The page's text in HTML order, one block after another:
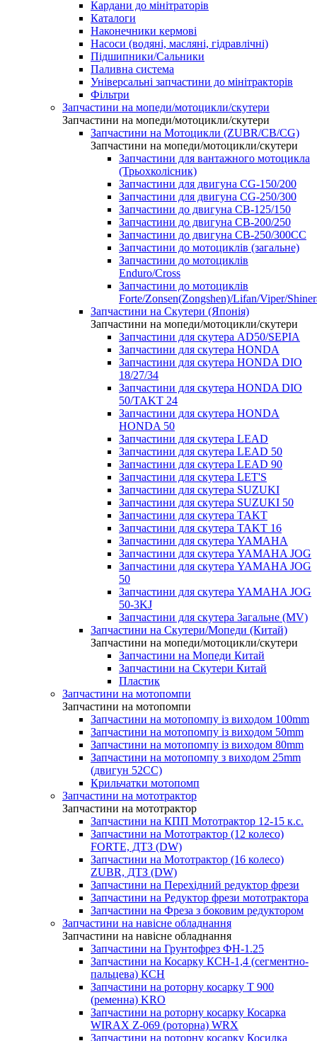
Кардани до мінітраторів
Каталоги
Наконечники кермові
Насоси (водяні, масляні, гідравлічні)
Підшипники/Сальники
Паливна система
Універсальні запчастини до мінітракторів
Фільтри
Запчастини на мопеди/мотоцикли/скутери
Запчастини на мопеди/мотоцикли/скутери
Запчастини на Мотоцикли (ZUBR/CB/CG)
Запчастини на мопеди/мотоцикли/скутери
Запчастини для вантажного мотоцикла
(Трьохколісник)
Запчастини для двигуна CG-150/200
Запчастини для двигуна CG-250/300
Запчастини до двигуна CB-125/150
Запчастини до двигуна CB-200/250
Запчастини до двигуна CB-250/300СС
Запчастини до мотоциклів (загальне)
Запчастини до мотоциклів
Enduro/Cross
Запчастини до мотоциклів
Forte/Zonsen(Zongshen)/Lifan/Viper/
Запчастини на Скутери (Японія)
Запчастини на мопеди/мотоцикли/скутери
Запчастини для скутера AD50/SEPIA
Запчастини для скутера HONDA
Запчастини для скутера HONDA DIO
18/27/34
Запчастини для скутера HONDA DIO
50/TAKT 24
Запчастини для скутера HONDA
HONDA 50
Запчастини для скутера LEAD
Запчастини для скутера LEAD 50
Запчастини для скутера LEAD 90
Запчастини для скутера LET'S
Запчастини для скутера SUZUKI
Запчастини для скутера SUZUKI 50
Запчастини для скутера TAKT
Запчастини для скутера TAKT 16
Запчастини для скутера YAMAHA
Запчастини для скутера YAMAHA JOG
Запчастини для скутера YAMAHA JOG
50
Запчастини для скутера YAMAHA JOG
50-3KJ
Запчастини для скутера Загальне (MV)
Запчастини на Скутери/Мопеди (Китай)
Запчастини на мопеди/мотоцикли/скутери
Запчастини на Мопеди Китай
Запчастини на Скутери Китай
Пластик
Запчастини на мотопомпи
Запчастини на мотопомпи
Запчастини на мотопомпу із виходом 100mm
Запчастини на мотопомпу із виходом 50mm
Запчастини на мотопомпу із виходом 80mm
Запчастини на мотопомпу з виходом 25mm
(двигун 52CC)
Крильчатки мотопомп
Запчастини на мототрактор
Запчастини на мототрактор
Запчастини на КПП Мототрактор 12-15 к.с.
Запчастини на Мототрактор (12 колесо)
FORTE, ДТЗ (DW)
Запчастини на Мототрактор (16 колесо)
ZUBR, ДТЗ (DW)
Запчастини на Перехідний редуктор фрези
Запчастини на Редуктор фрези мототрактора
Запчастини на Фреза з боковим редуктором
Запчастини на навісне обладнання
Запчастини на навісне обладнання
Запчастини на Грунтофрез ФН-1.25
Запчастини на Косарку КСН-1,4 (сегментно-
пальцева) КСН
Запчастини на роторну косарку T 900
(ременна) KRO
Запчастини на роторну косарку Косарка
WIRAX Z-069 (роторна) WRX
Запчастини на роторну косарку Косилка